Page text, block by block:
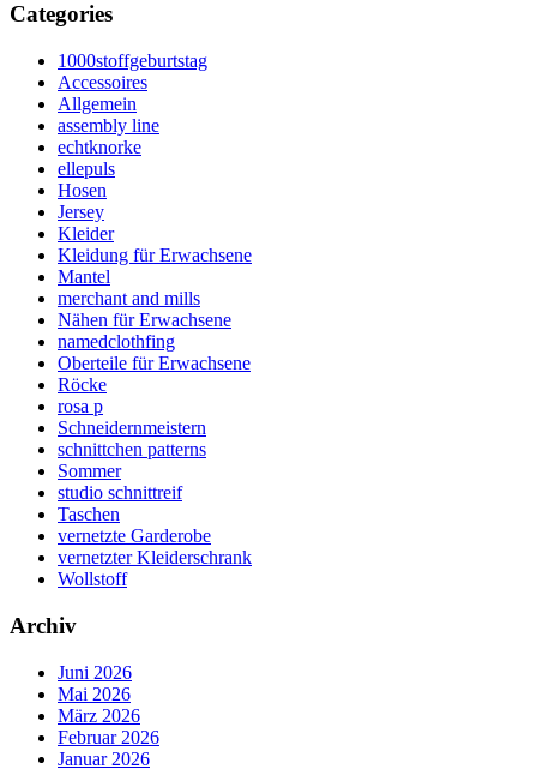
Categories
1000stoffgeburtstag
Accessoires
Allgemein
assembly line
echtknorke
ellepuls
Hosen
Jersey
Kleider
Kleidung für Erwachsene
Mantel
merchant and mills
Nähen für Erwachsene
namedclothfing
Oberteile für Erwachsene
Röcke
rosa p
Schneidernmeistern
schnittchen patterns
Sommer
studio schnittreif
Taschen
vernetzte Garderobe
vernetzter Kleiderschrank
Wollstoff
Archiv
Juni 2026
Mai 2026
März 2026
Februar 2026
Januar 2026